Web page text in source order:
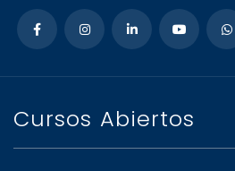
Cursos Abiertos